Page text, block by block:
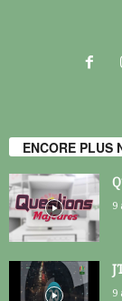
ENCORE PLUS
9
9